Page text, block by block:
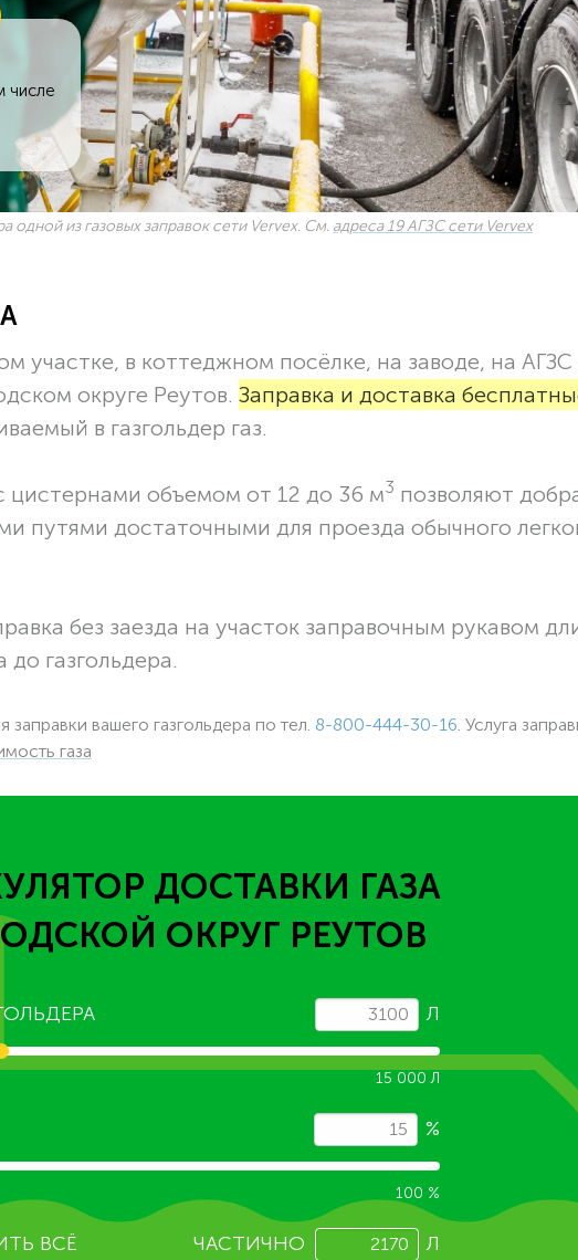
числе
одной из газовых заправок сети Vervex. См. адреса 19 АГЗС сети Vervex
участке, в коттеджном посёлке, на заводе, на АГЗС
округе Реутов. Заправка и доставка
в газгольдер газ.
цистернами объемом от 12 до 36 м3 позволяют
путями достаточными для проезда обычного
без заезда на участок заправочным рукавом
до газгольдера.
вашего газгольдера по тел. 8-800-444-30-16 . Услуга
газа
ДОСТАВКИ ГАЗА
ОКРУГ РЕУТОВ
Л
15 000 Л
%
100 %
ВСЁ ЧАСТИЧНО Л